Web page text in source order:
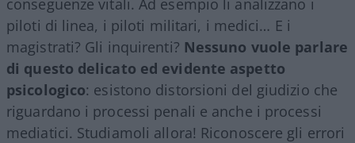
piloti di linea, i piloti militari, i medici… E i
magistrati? Gli inquirenti? Nessuno vuole parlare
di questo delicato ed evidente aspetto
psicologico: esistono distorsioni del giudizio che
riguardano i processi penali e anche i processi
mediatici. Studiamoli allora! Riconoscere gli errori